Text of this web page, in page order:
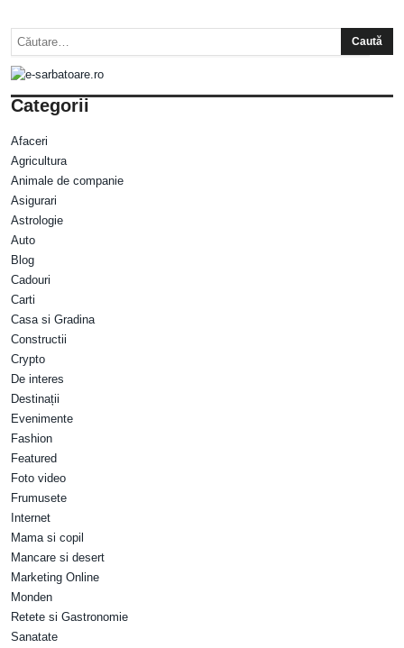
Categorii
Afaceri
Agricultura
Animale de companie
Asigurari
Astrologie
Auto
Blog
Cadouri
Carti
Casa si Gradina
Constructii
Crypto
De interes
Destinații
Evenimente
Fashion
Featured
Foto video
Frumusete
Internet
Mama si copil
Mancare si desert
Marketing Online
Monden
Retete si Gastronomie
Sanatate